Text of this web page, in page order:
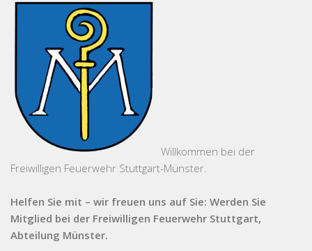
Willkommen bei der
Freiwilligen Feuerwehr Stuttgart-Münster.
Helfen Sie mit – wir freuen uns auf Sie: Werden Sie
Mitglied bei der Freiwilligen Feuerwehr Stuttgart,
Abteilung Münster.